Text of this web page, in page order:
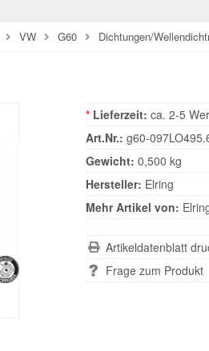
VW G60 Dichtungen/
* Lieferzeit: ca. 2-5
Art.Nr.: g60-
Gewicht: 0,500 kg
Hersteller: Elring
Mehr Artikel von:
Artikeldatenblatt
Frage zum Produkt